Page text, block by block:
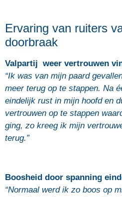
Ervaring van ruiters
doorbraak
Valpartij weer vertrouwen
“Ik was van mijn paard
meerterug op te stappen. Na
eindelijk rust in mijn hoofd en
vertrouwen op te stappen
ging, zo kreeg ik mijn
terug.”
Boosheid door spanning
“Normaal werd ik zo boos op